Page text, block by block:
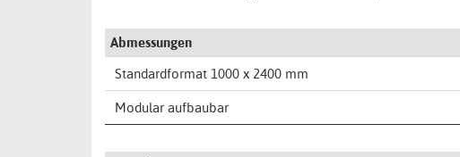
Abmessungen
Standardformat 1000 x 2400 mm
Modular aufbaubar